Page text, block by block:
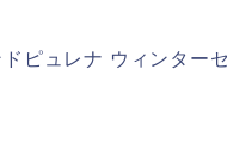
ピュレナ ウィンター